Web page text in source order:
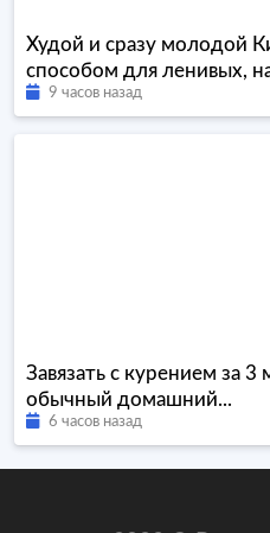
Худой и сразу молодой
способом для ленивых,
9 часов назад
Завязать с курением за
обычный домашний...
6 часов назад